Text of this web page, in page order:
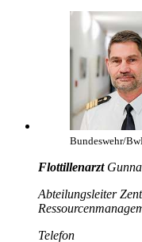
Bundeswehr/
Flottillenarzt
Abteilungsleiter
Telefon